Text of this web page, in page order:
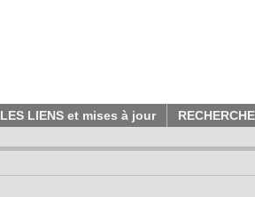
LES LIENS et mises à jour RECHERCHE